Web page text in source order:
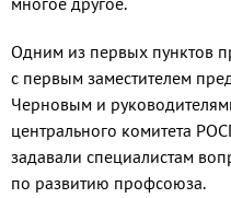
Одним из первых пунктов
с первым заместителем
Черновым и
центрального комитета
задавали специалистам
по развитию профсоюза.